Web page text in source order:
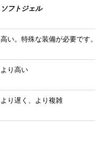
ソフトジェル
高い。特殊な装備が必要です。.
より高い
より遅く、より複雑